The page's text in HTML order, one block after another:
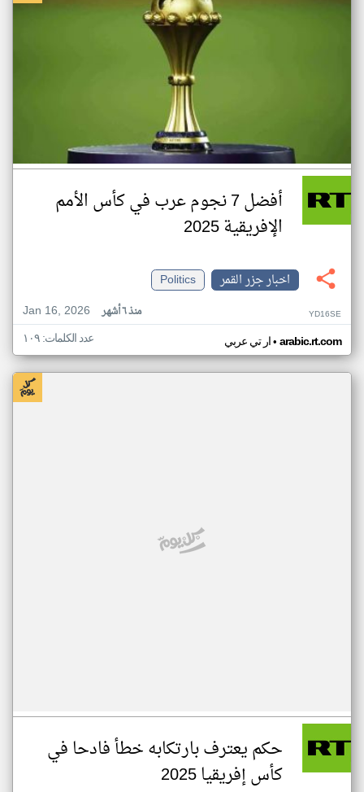
أفضل 7 نجوم عرب في كأس الأمم
الإفريقية 2025
اخبار جزر القمر
Politics
Jan 16, 2026
منذ ٦ أشهر YD16SE
ار تي عربي• arabic.rt.com عدد الكلمات: ١٠٩
حكم يعترف بارتكابه خطأ فادحا في
كأس إفريقيا 2025